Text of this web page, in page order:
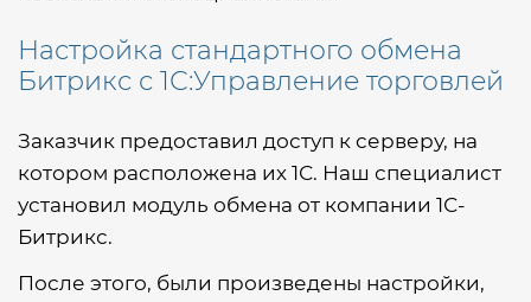
Настройка стандартного обмена
Битрикс с 1С:Управление торговлей
Заказчик предоставил доступ к серверу, на
котором расположена их 1С. Наш специалист
установил модуль обмена от компании 1С-
Битрикс.
После этого, были произведены настройки,